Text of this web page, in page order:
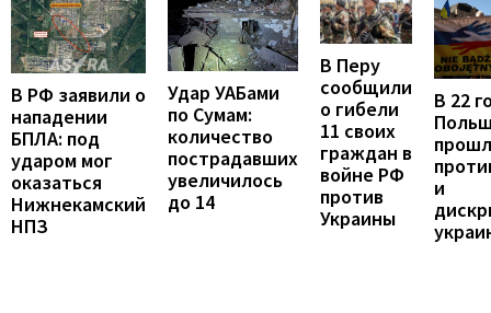
В РФ заявили о
нападении
БПЛА: под
ударом мог
оказаться
Нижнекамский
НПЗ
Удар УАБами
по Сумам:
количество
пострадавших
увеличилось
до 14
В Перу
сообщили
о гибели
11 своих
граждан в
войне РФ
против
Украины
В 22
и